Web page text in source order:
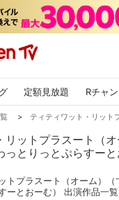
定額見放題 Rチャ
> ティティワット・リット
リットプラスート（オ
っとりっとぷらすーと
トプラスート（オーム）（
ーとおーむ） 出演作品一覧